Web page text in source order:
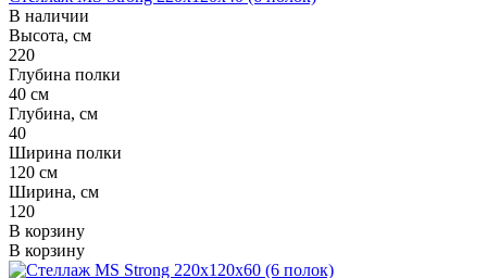
В наличии
Высота, см
220
Глубина полки
40 см
Глубина, см
40
Ширина полки
120 см
Ширина, см
120
В корзину
В корзину